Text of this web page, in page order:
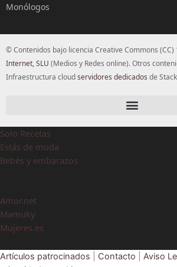
Monólogos
© Contenidos bajo licencia Creative Commons (CC)
Internet, SLU (Medios y Redes online). Otros
Infraestructura cloudservidores dedicados de
Solo Recetas
Estás de moda
Bebés y embarazos
Amor.net
Mamuky
Mujeres.es
Artículos patrocinados Contacto Aviso